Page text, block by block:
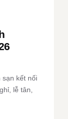
sạn kết nối
lễ tân,